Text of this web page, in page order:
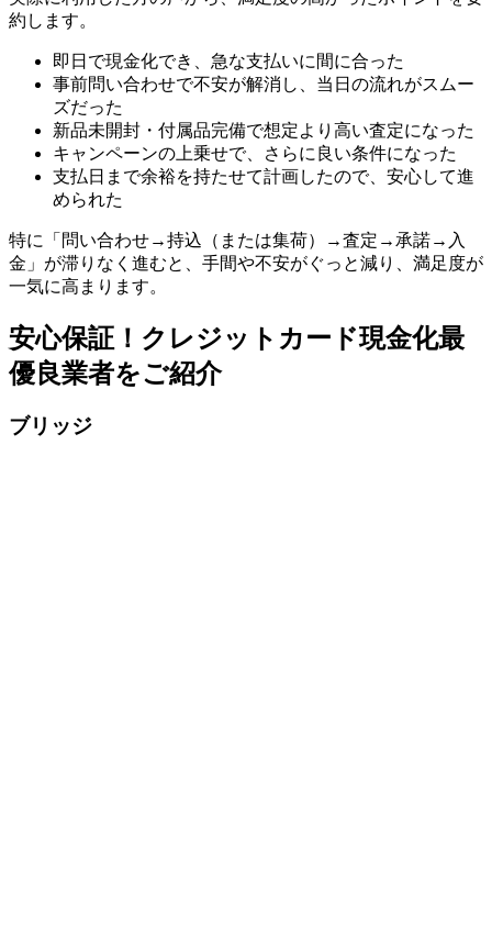
約します。
即日で現金化でき、急な支払いに間に合った
事前問い合わせで不安が解消し、当日の流れがスムー
ズだった
新品未開封・付属品完備で想定より高い査定になった
キャンペーンの上乗せで、さらに良い条件になった
支払日まで余裕を持たせて計画したので、安心して進
められた
特に「問い合わせ→持込（または集荷）→査定→承諾→入
金」が滞りなく進むと、手間や不安がぐっと減り、満足度が
一気に高まります。
安心保証！クレジットカード現金化最
優良業者をご紹介
ブリッジ